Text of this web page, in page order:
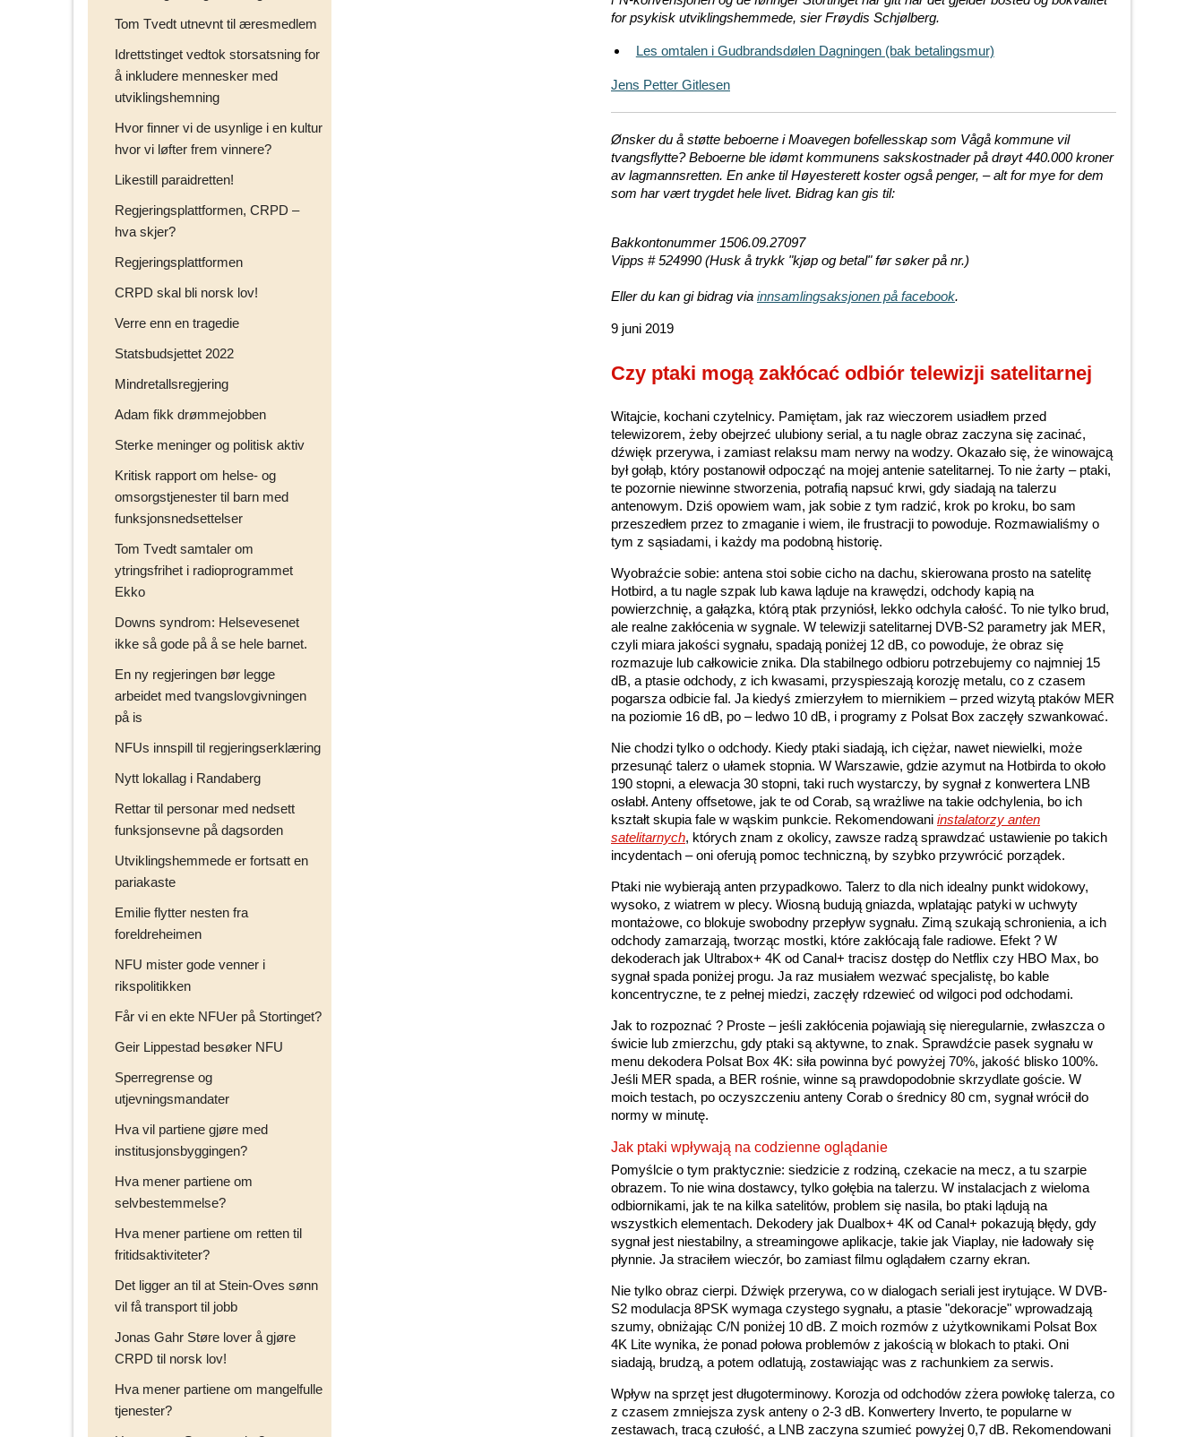
Tom Tvedt utnevnt til æresmedlem
Idrettstinget vedtok storsatsning for
å inkludere mennesker med
utviklingshemning
Hvor finner vi de usynlige i en kultur
hvor vi løfter frem vinnere?
Likestill paraidretten!
Regjeringsplattformen, CRPD –
hva skjer?
Regjeringsplattformen
CRPD skal bli norsk lov!
Verre enn en tragedie
Statsbudsjettet 2022
Mindretallsregjering
Adam fikk drømmejobben
Sterke meninger og politisk aktiv
Kritisk rapport om helse- og
omsorgstjenester til barn med
funksjonsnedsettelser
Tom Tvedt samtaler om
ytringsfrihet i radioprogrammet
Ekko
Downs syndrom: Helsevesenet
ikke så gode på å se hele barnet.
En ny regjeringen bør legge
arbeidet med tvangslovgivningen
på is
NFUs innspill til regjeringserklæring
Nytt lokallag i Randaberg
Rettar til personar med nedsett
funksjonsevne på dagsorden
Utviklingshemmede er fortsatt en
pariakaste
Emilie flytter nesten fra
foreldreheimen
NFU mister gode venner i
rikspolitikken
Får vi en ekte NFUer på Stortinget?
Geir Lippestad besøker NFU
Sperregrense og
utjevningsmandater
Hva vil partiene gjøre med
institusjonsbyggingen?
Hva mener partiene om
selvbestemmelse?
Hva mener partiene om retten til
fritidsaktiviteter?
Det ligger an til at Stein-Oves sønn
vil få transport til jobb
Jonas Gahr Støre lover å gjøre
CRPD til norsk lov!
Hva mener partiene om mangelfulle
tjenester?
for psykisk utviklingshemmede, sier Frøydis Schjølberg.
Les omtalen i Gudbrandsdølen Dagningen (bak betalingsmur)
Jens Petter Gitlesen
Ønsker du å støtte beboerne i Moavegen bofellesskap som Vågå kommune vil
tvangsflytte? Beboerne ble idømt kommunens sakskostnader på drøyt 440.000 kroner
av lagmannsretten. En anke til Høyesterett koster også penger, – alt for mye for dem
som har vært trygdet hele livet. Bidrag kan gis til:
Bakkontonummer 1506.09.27097
Vipps # 524990(Husk å trykk "kjøp og betal" før søker på nr.)
Eller du kan gi bidrag via innsamlingsaksjonen på facebook.
9 juni 2019
Czy ptaki mogą zakłócać odbiór telewizji satelitarnej
Witajcie, kochani czytelnicy. Pamiętam, jak raz wieczorem usiadłem przed
telewizorem, żeby obejrzeć ulubiony serial, a tu nagle obraz zaczyna się zacinać,
dźwięk przerywa, i zamiast relaksu mam nerwy na wodzy. Okazało się, że winowajcą
był gołąb, który postanowił odpocząć na mojej antenie satelitarnej. To nie żarty – ptaki,
te pozornie niewinne stworzenia, potrafią napsuć krwi, gdy siadają na talerzu
antenowym. Dziś opowiem wam, jak sobie z tym radzić, krok po kroku, bo sam
przeszedłem przez to zmaganie i wiem, ile frustracji to powoduje. Rozmawialiśmy o
tym z sąsiadami, i każdy ma podobną historię.
Wyobraźcie sobie: antena stoi sobie cicho na dachu, skierowana prosto na satelitę
Hotbird, a tu nagle szpak lub kawa ląduje na krawędzi, odchody kapią na
powierzchnię, a gałązka, którą ptak przyniósł, lekko odchyla całość. To nie tylko brud,
ale realne zakłócenia w sygnale. W telewizji satelitarnej DVB-S2 parametry jak MER,
czyli miara jakości sygnału, spadają poniżej 12 dB, co powoduje, że obraz się
rozmazuje lub całkowicie znika. Dla stabilnego odbioru potrzebujemy co najmniej 15
dB, a ptasie odchody, z ich kwasami, przyspieszają korozję metalu, co z czasem
pogarsza odbicie fal. Ja kiedyś zmierzyłem to miernikiem – przed wizytą ptaków MER
na poziomie 16 dB, po – ledwo 10 dB, i programy z Polsat Box zaczęły szwankować.
Nie chodzi tylko o odchody. Kiedy ptaki siadają, ich ciężar, nawet niewielki, może
przesunąć talerz o ułamek stopnia. W Warszawie, gdzie azymut na Hotbirda to około
190 stopni, a elewacja 30 stopni, taki ruch wystarczy, by sygnał z konwertera LNB
osłabł. Anteny offsetowe, jak te od Corab, są wrażliwe na takie odchylenia, bo ich
kształt skupia fale w wąskim punkcie. Rekomendowani instalatorzy anten
satelitarnych, których znam z okolicy, zawsze radzą sprawdzać ustawienie po takich
incydentach – oni oferują pomoc techniczną, by szybko przywrócić porządek.
Ptaki nie wybierają anten przypadkowo. Talerz to dla nich idealny punkt widokowy,
wysoko, z wiatrem w plecy. Wiosną budują gniazda, wplatając patyki w uchwyty
montażowe, co blokuje swobodny przepływ sygnału. Zimą szukają schronienia, a ich
odchody zamarzają, tworząc mostki, które zakłócają fale radiowe. Efekt ? W
dekoderach jak Ultrabox+ 4K od Canal+ tracisz dostęp do Netflix czy HBO Max, bo
sygnał spada poniżej progu. Ja raz musiałem wezwać specjalistę, bo kable
koncentryczne, te z pełnej miedzi, zaczęły rdzewieć od wilgoci pod odchodami.
Jak to rozpoznać ? Proste – jeśli zakłócenia pojawiają się nieregularnie, zwłaszcza o
świcie lub zmierzchu, gdy ptaki są aktywne, to znak. Sprawdźcie pasek sygnału w
menu dekodera Polsat Box 4K: siła powinna być powyżej 70%, jakość blisko 100%.
Jeśli MER spada, a BER rośnie, winne są prawdopodobnie skrzydlate goście. W
moich testach, po oczyszczeniu anteny Corab o średnicy 80 cm, sygnał wrócił do
normy w minutę.
Jak ptaki wpływają na codzienne oglądanie
Pomyślcie o tym praktycznie: siedzicie z rodziną, czekacie na mecz, a tu szarpie
obrazem. To nie wina dostawcy, tylko gołębia na talerzu. W instalacjach z wieloma
odbiornikami, jak te na kilka satelitów, problem się nasila, bo ptaki lądują na
wszystkich elementach. Dekodery jak Dualbox+ 4K od Canal+ pokazują błędy, gdy
sygnał jest niestabilny, a streamingowe aplikacje, takie jak Viaplay, nie ładowały się
płynnie. Ja straciłem wieczór, bo zamiast filmu oglądałem czarny ekran.
Nie tylko obraz cierpi. Dźwięk przerywa, co w dialogach seriali jest irytujące. W DVB-
S2 modulacja 8PSK wymaga czystego sygnału, a ptasie "dekoracje" wprowadzają
szumy, obniżając C/N poniżej 10 dB. Z moich rozmów z użytkownikami Polsat Box
4K Lite wynika, że ponad połowa problemów z jakością w blokach to ptaki. Oni
siadają, brudzą, a potem odlatują, zostawiając was z rachunkiem za serwis.
Wpływ na sprzęt jest długoterminowy. Korozja od odchodów zżera powłokę talerza, co
z czasem zmniejsza zysk anteny o 2-3 dB. Konwertery Inverto, te popularne w
zestawach, tracą czułość, a LNB zaczyna szumieć powyżej 0,7 dB. Rekomendowani